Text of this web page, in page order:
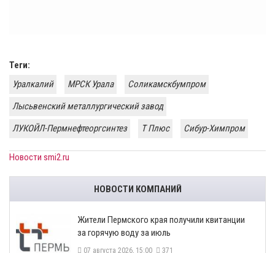
Теги:
Уралкалий
МРСК Урала
Соликамскбумпром
Лысьвенский металлургический завод
ЛУКОЙЛ-Пермнефтеоргсинтез
Т Плюс Сибур-Химпром
Новости smi2.ru
НОВОСТИ КОМПАНИЙ
​Жители Пермского края получили квитанции
за горячую воду за июль
07 августа 2026, 15:00 371